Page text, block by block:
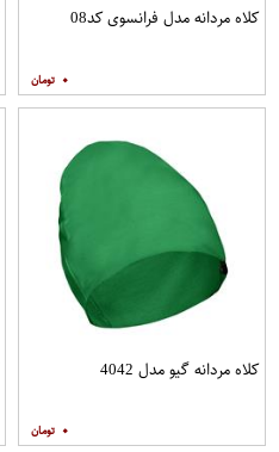
کلاه مردانه مدل فرانسوی کد08
۰
کلاه مردانه گیو مدل 4042
۰